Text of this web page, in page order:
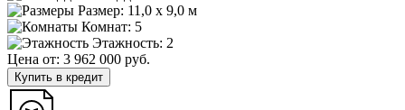
Размер: 11,0 х 9,0 м
Комнат: 5
Этажность: 2
Цена от: 3 962 000 руб.
Купить в кредит